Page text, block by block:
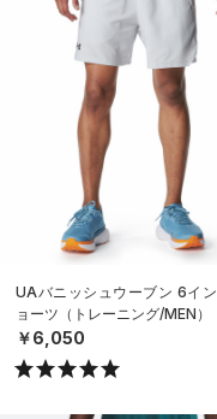
UAバニッシュウーブン 6イ
ョーツ（トレーニング/MEN）
￥6,050